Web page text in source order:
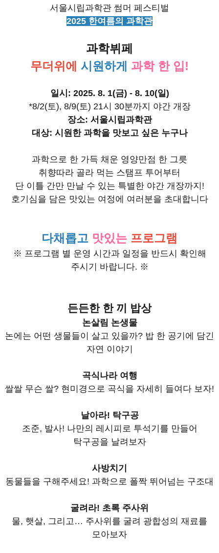
서울시립과학관 썸머 페스티벌
2025 한여름의 과학관
과학뷔페
무더위에 시원하게 과학 한 입!
일시: 2025. 8. 1(금) - 8. 10(일)
*8/2(토), 8/9(토) 21시 30분까지 야간 개장
장소: 서울시립과학관
대상: 시원한 과학을 맛보고 싶은 누구나
과학으로 한 가득 채운 영양만점 한 그릇
취향따라 골라 먹는 스탬프 투어부터
단 이틀 간만 만날 수 있는 특별한 야간 개장까지!
호기심을 담은 맛있는 여정에 여러분을 초대합니다
다채롭고 맛있는 프로그램
※ 프로그램 별 운영 시간과 일정을 반드시 확인해
주시기 바랍니다. ※
든든한 한 끼 밥상
논살림 논생물
논에는 어떤 생물들이 살고 있을까? 밥 한 공기에 담긴
자연 이야기
곡식나라 여행
쌀쌀 무슨 쌀? 현미경으로 곡식을 자세히 들여다 보자!
날아라! 탁구공
조준, 발사! 나만의 레시피로 투석기를 만들어
탁구공을 날려보자
사방치기
동물들을 구해주세요! 과학으로 폴짝 뛰어넘는 구조대
굴려라! 초록 주사위
물, 햇살, 그리고… 주사위를 굴려 광합성의 재료를
모아보자